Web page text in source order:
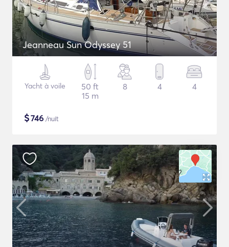
Jeanneau Sun Odyssey 51
Yacht à voile
50 ft
15 m
8 4 4
$746 /nuit